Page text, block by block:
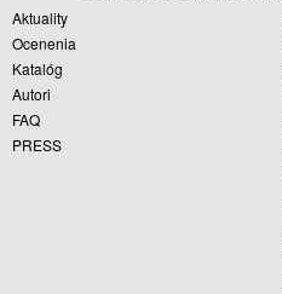
Aktuality
Ocenenia
Katalóg
Autori
FAQ
PRESS